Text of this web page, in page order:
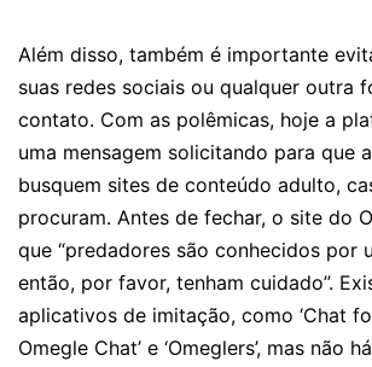
Além disso, também é importante
suas redes sociais ou qualquer outra
contato. Com as polêmicas, hoje a
uma mensagem solicitando para que
busquem sites de conteúdo adulto,
procuram. Antes de fechar, o site do
que “predadores são conhecidos por
então, por favor, tenham cuidado”.
aplicativos de imitação, como ‘Chat for
Omegle Chat’ e ‘Omeglers’, mas não